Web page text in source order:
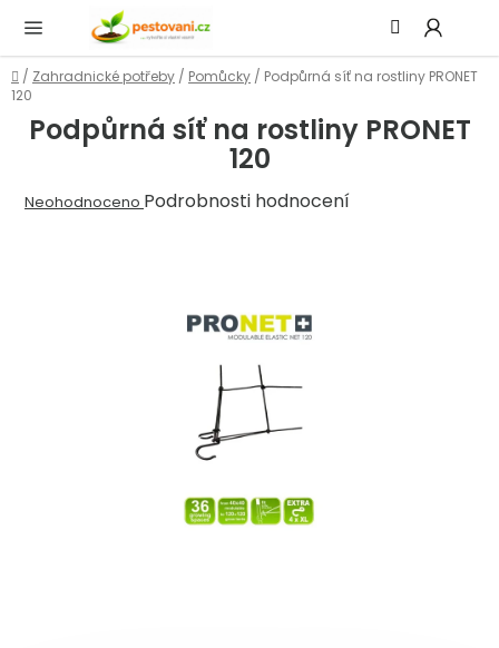
obsah
Domů
/ Zahradnické potřeby / Pomůcky / Podpůrná síť na rostliny PRONET
120
Podpůrná síť na rostliny PRONET
120
Průměrné
Neohodnoceno Podrobnosti hodnocení